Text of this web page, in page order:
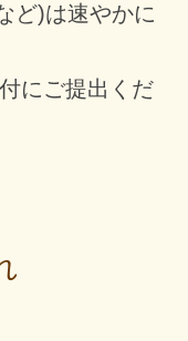
ど)は速やかに
にご提出くだ